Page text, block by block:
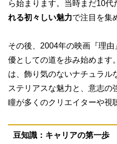
ら始まります。当時まだ10代
れる初々しい魅力で注目を集
その後、2004年の映画『理
優としての道を歩み始めます
は、飾り気のないナチュラル
ステリアスな魅力と、意志の
瞳が多くのクリエイターや視
豆知識：キャリアの第一歩